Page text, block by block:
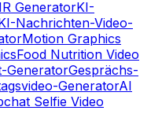
GeneratorKI-
Nachrichten-Video-
Motion Graphics
Food Nutrition Video
GeneratorGesprächs-
GeneratorAI
Selfie Video